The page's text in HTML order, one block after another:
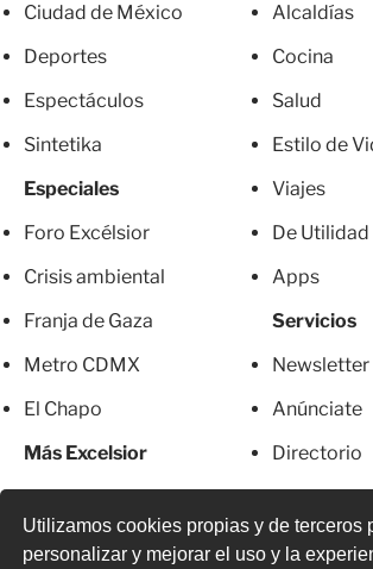
Utilizamos cookies propias y de terceros
personalizar y mejorar el uso y la
Ciudad de México
Deportes
Espectáculos
Sintetika
Especiales
Foro Excélsior
Crisis ambiental
Franja de Gaza
Metro CDMX
El Chapo
Más Excelsior
Alcaldías
Cocina
Salud
Estilo de
Viajes
De Utilidad
Apps
Servicios
Newsletter
Anúnciate
Directorio